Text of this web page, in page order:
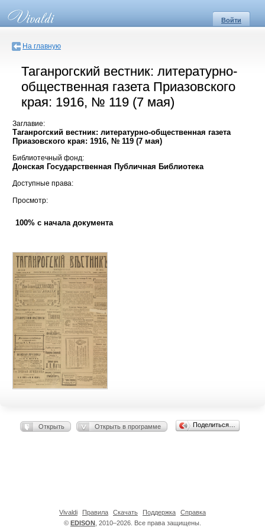
Войти
На главную
Таганрогский вестник: литературно-
общественная газета Приазовского
края: 1916, № 119 (7 мая)
Заглавие:
Таганрогский вестник: литературно-общественная газета
Приазовского края: 1916, № 119 (7 мая)
Библиотечный фонд:
Донская Государственная Публичная Библиотека
Доступные права:
Просмотр:
100% с начала документа
Открыть Открыть в программе Поделиться…
© EDISON , 2010–2026. Все права защищены.
Vivaldi Правила Скачать Поддержка Справка